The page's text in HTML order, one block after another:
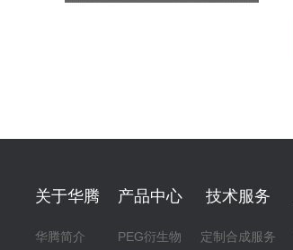
关于华腾
华腾简介
产品中心
PEG衍生物
技术服务
定制合成服务